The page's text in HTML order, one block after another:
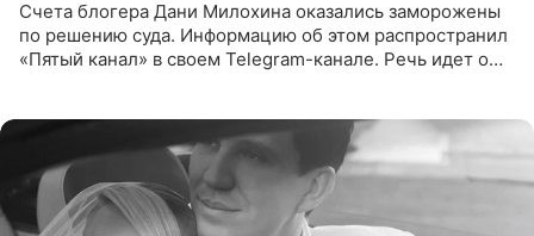
Счета блогера Дани Милохина оказались заморожены
по решению суда. Информацию об этом распространил
«Пятый канал» в своем Telegram-канале. Речь идет о